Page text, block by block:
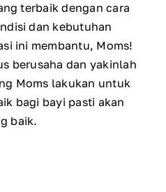
terbaik dengan cara
dan kebutuhan
ini membantu, Moms!
berusaha dan yakinlah
Moms lakukan untuk
bagi bayi pasti akan
baik.